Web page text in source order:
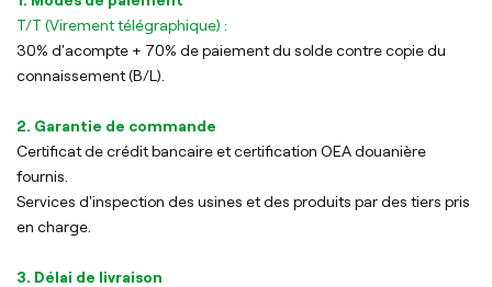
T/T (Virement télégraphique) :
30% d'acompte + 70% de paiement du solde contre copie du
connaissement (B/L).
2. Garantie de commande
Certificat de crédit bancaire et certification OEA douanière
fournis.
Services d'inspection des usines et des produits par des tiers pris
en charge.
3. Délai de livraison